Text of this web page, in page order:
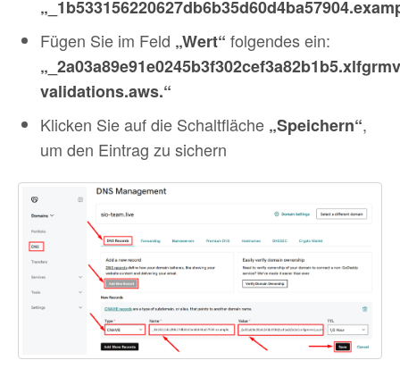
Fügen Sie im Feld „Wert“ folgendes ein:
validations.aws.“
Klicken Sie auf die Schaltfläche „Speichern“,
um den Eintrag zu sichern